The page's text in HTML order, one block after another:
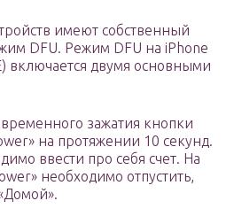
имеют собственный
DFU. Режим DFU на iPhone
включается двумя основными
зажатия кнопки
на протяжении 10 секунд.
ввести про себя счет. На
необходимо отпустить,